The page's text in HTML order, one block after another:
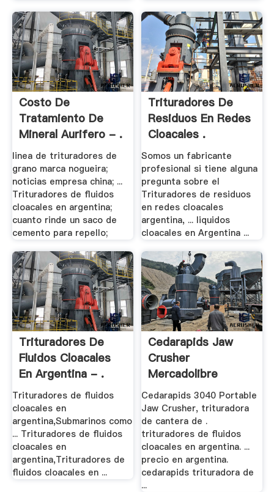
Costo De
Tratamiento De
Mineral Aurifero - .
linea de trituradores de
grano marca nogueira;
noticias empresa china; ...
Trituradores de fluidos
cloacales en argentina;
cuanto rinde un saco de
cemento para repello;
Trituradores De
Residuos En Redes
Cloacales .
Somos un fabricante
profesional si tiene alguna
pregunta sobre el
Trituradores de residuos
en redes cloacales
argentina, ... liquidos
cloacales en Argentina ...
Trituradores De
Fluidos Cloacales
En Argentina - .
Trituradores de fluidos
cloacales en
argentina,Submarinos como
... Trituradores de fluidos
cloacales en
argentina,Trituradores de
fluidos cloacales en ...
Cedarapids Jaw
Crusher
Mercadolibre
Argentina .
Cedarapids 3040 Portable
Jaw Crusher, trituradora
de cantera de .
trituradores de fluidos
cloacales en argentina. ...
precio en argentina.
cedarapids trituradora de
...